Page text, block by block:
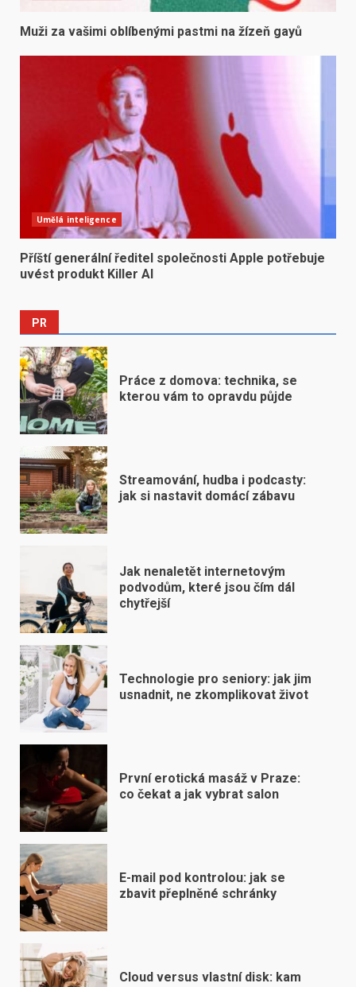
Muži za vašimi oblíbenými pastmi na žízeň gayů
Umělá inteligence
Příští generální ředitel společnosti Apple potřebuje
uvést produkt Killer AI
PR
Práce z domova: technika, se
kterou vám to opravdu půjde
Streamování, hudba i podcasty:
jak si nastavit domácí zábavu
Jak nenaletět internetovým
podvodům, které jsou čím dál
chytřejší
Technologie pro seniory: jak jim
usnadnit, ne zkomplikovat život
První erotická masáž v Praze:
co čekat a jak vybrat salon
E-mail pod kontrolou: jak se
zbavit přeplněné schránky
Cloud versus vlastní disk: kam